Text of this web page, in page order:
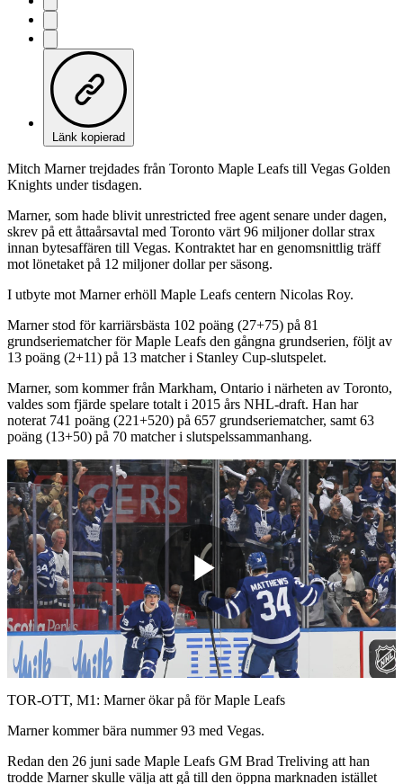
Länk kopierad
Mitch Marner trejdades från Toronto Maple Leafs till Vegas Golden
Knights under tisdagen.
Marner, som hade blivit unrestricted free agent senare under dagen,
skrev på ett åttaårsavtal med Toronto värt 96 miljoner dollar strax
innan bytesaffären till Vegas. Kontraktet har en genomsnittlig träff
mot lönetaket på 12 miljoner dollar per säsong.
I utbyte mot Marner erhöll Maple Leafs centern Nicolas Roy.
Marner stod för karriärsbästa 102 poäng (27+75) på 81
grundseriematcher för Maple Leafs den gångna grundserien, följt av
13 poäng (2+11) på 13 matcher i Stanley Cup-slutspelet.
Marner, som kommer från Markham, Ontario i närheten av Toronto,
valdes som fjärde spelare totalt i 2015 års NHL-draft. Han har
noterat 741 poäng (221+520) på 657 grundseriematcher, samt 63
poäng (13+50) på 70 matcher i slutspelssammanhang.
Play
Video
TOR-OTT, M1: Marner ökar på för Maple Leafs
Marner kommer bära nummer 93 med Vegas.
Redan den 26 juni sade Maple Leafs GM Brad Treliving att han
trodde Marner skulle välja att gå till den öppna marknaden istället